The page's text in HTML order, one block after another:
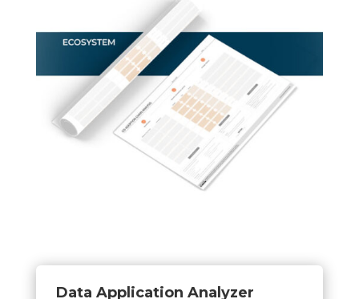
Data Application Analyzer